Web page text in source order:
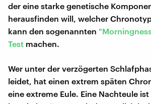
der eine starke genetische
herausfinden will, welcher
kann den sogenannten
Test machen.
Wer unter der verzögerten
leidet, hat einen extrem späten
eine extreme Eule. Eine Nachteule